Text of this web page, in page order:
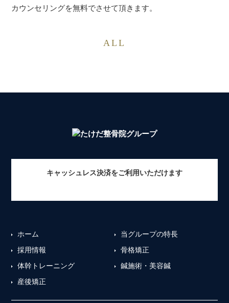
カウンセリングを無料でさせて頂きます。
ALL
キャッシュレス決済をご利用いただけます
ホーム
当グループの特長
採用情報
骨格矯正
体幹トレーニング
鍼施術・美容鍼
産後矯正